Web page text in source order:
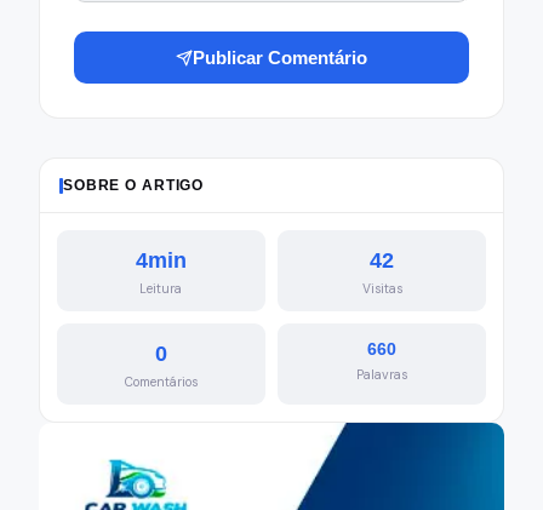
Publicar Comentário
SOBRE O ARTIGO
4min
Leitura
42
Visitas
0
Comentários
660
Palavras